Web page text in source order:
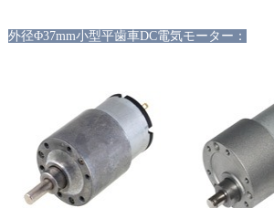
外径Φ37mm小型平歯車DC電気モーター：